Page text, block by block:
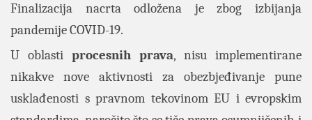
Finalizacija nacrta odložena je zbog izbijanja
pandemije COVID-19.
U oblasti procesnih prava, nisu implementirane
nikakve nove aktivnosti za obezbjeđivanje pune
usklađenosti s pravnom tekovinom EU i evropskim